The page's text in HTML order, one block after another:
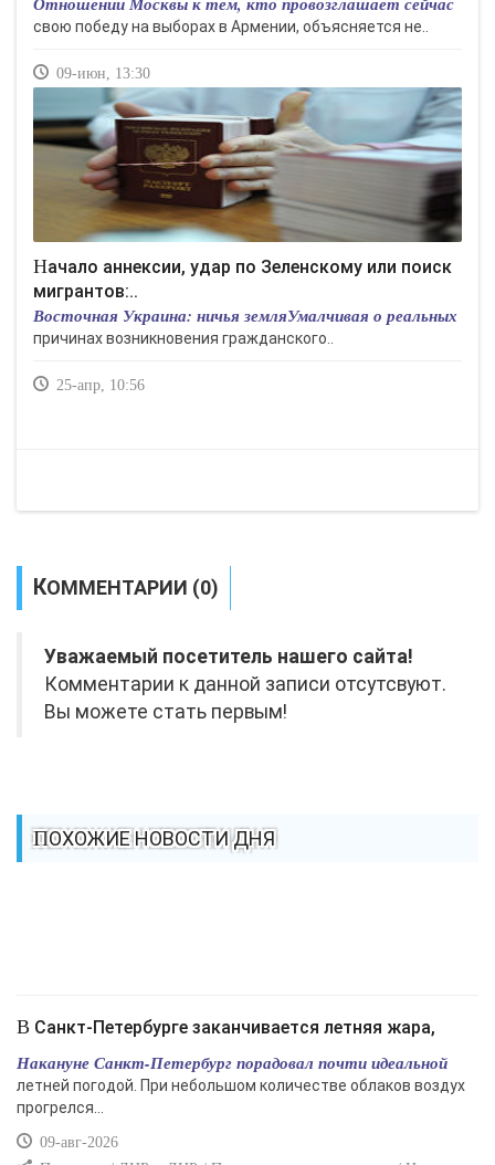
свою победу на выборах в Армении, объясняется не..
09-июн, 13:30
Начало аннексии, удар по Зеленскому или поиск
мигрантов:..
Восточная Украина: ничья земляУмалчивая о реальных
причинах возникновения гражданского..
25-апр, 10:56
КОММЕНТАРИИ (0)
Уважаемый посетитель нашего сайта!
Комментарии к данной записи отсутсвуют.
Вы можете стать первым!
ПОХОЖИЕ НОВОСТИ ДНЯ
В Санкт-Петербурге заканчивается летняя жара,
Накануне Санкт-Петербург порадовал почти идеальной
летней погодой. При небольшом количестве облаков воздух
прогрелся...
09-авг-2026